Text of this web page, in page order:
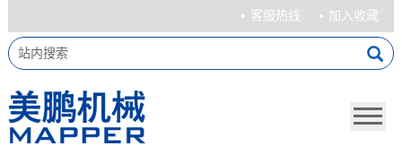
客服热线 加入收藏